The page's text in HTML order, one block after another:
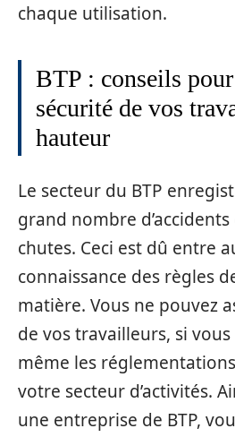
chaque utilisation.
BTP : conseils
sécurité de vos
hauteur
Le secteur du BTP
grand nombre
chutes. Ceci est dû entre
connaissance des règles
matière. Vous ne pouvez
de vos travailleurs, si
même les
votre secteur d’activités.
une entreprise de BTP,